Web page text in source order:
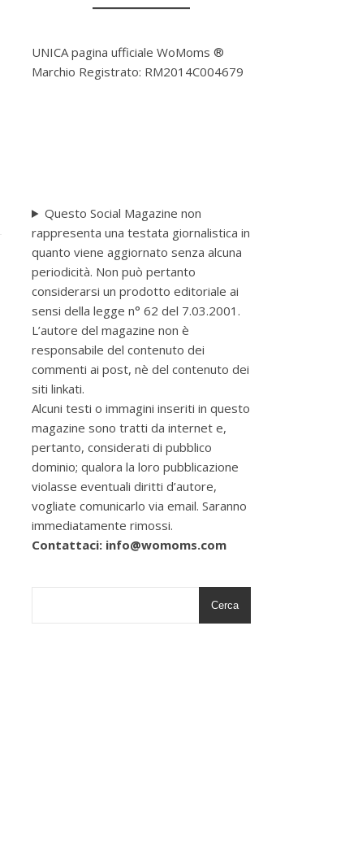
UNICA pagina ufficiale WoMoms ®
Marchio Registrato: RM2014C004679
Questo Social Magazine non
rappresenta una testata giornalistica in
quanto viene aggiornato senza alcuna
periodicità. Non può pertanto
considerarsi un prodotto editoriale ai
sensi della legge n° 62 del 7.03.2001.
L’autore del magazine non è
responsabile del contenuto dei
commenti ai post, nè del contenuto dei
siti linkati.
Alcuni testi o immagini inseriti in questo
magazine sono tratti da internet e,
pertanto, considerati di pubblico
dominio; qualora la loro pubblicazione
violasse eventuali diritti d’autore,
vogliate comunicarlo via email. Saranno
immediatamente rimossi.
Contattaci: info@womoms.com
Cerca